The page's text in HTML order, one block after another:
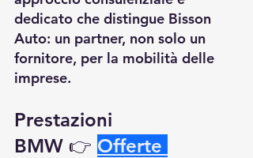
dedicato che distingue Bisson
Auto: un partner, non solo un
fornitore, per la mobilità delle
imprese.
Prestazioni
BMW 👉 Offerte